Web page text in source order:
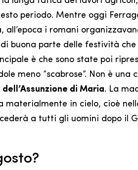
periodo. Mentre oggi
i romani
buona parte delle festività
è che sono state poi
meno “scabrose”. Non è una
dell’Assunzione di Maria. La
materialmente in cielo, cioè
a tutti gli uomini dopo il